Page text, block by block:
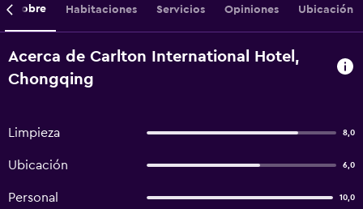
Sobre Habitaciones Servicios Opiniones Ubicación
Acerca de Carlton International Hotel,
Chongqing
Limpieza 8,0
Ubicación 6,0
Personal 10,0